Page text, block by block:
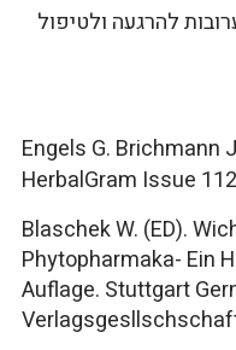
להרגעה ולטיפול
Engels G. Brichmann
HerbalGram Issue
Blaschek W. (ED).
Phytopharmaka- Ein
Auflage. Stuttgart